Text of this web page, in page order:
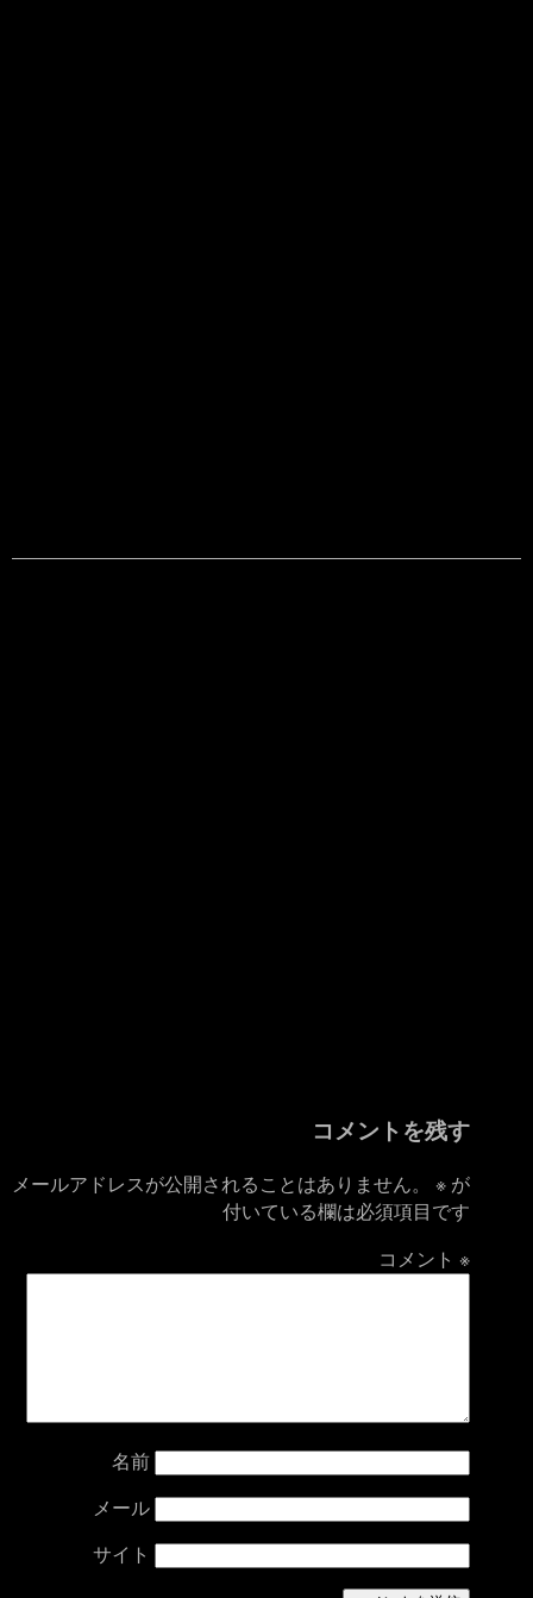
コメントを残す
メールアドレスが公開されることはありません。 ※ が
付いている欄は必須項目です
コメント※
名前
メール
サイト